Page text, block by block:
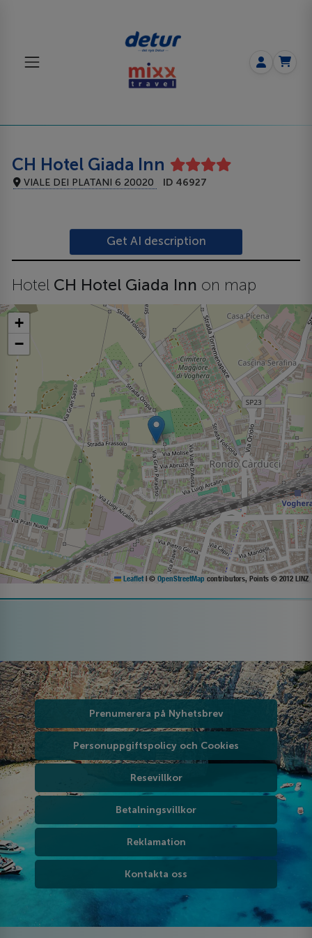
CH Hotel Giada Inn
VIALE DEI PLATANI 6 20020 ID 46927
Get AI description
Hotel CH Hotel Giada Inn on map
+
−
Leaflet | © OpenStreetMap contributors, Points © 2012 LINZ
Prenumerera på Nyhetsbrev
Personuppgiftspolicy och Cookies
Resevillkor
Betalningsvillkor
Reklamation
Kontakta oss